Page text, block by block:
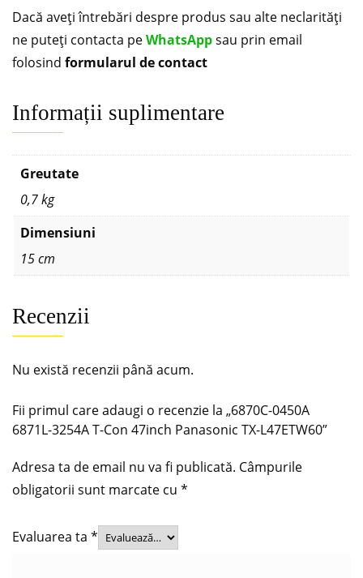
Dacă aveți întrebări despre produs sau alte neclarități
ne puteți contacta peWhatsAppsau prin email
folosind formularul de contact
Informații suplimentare
Greutate
0,7 kg
Dimensiuni
15 cm
Recenzii
Nu există recenzii până acum.
Fii primul care adaugi o recenzie la „6870C-0450A
6871L-3254A T-Con 47inch Panasonic TX-L47ETW60”
Adresa ta de email nu va fi publicată. Câmpurile
obligatorii sunt marcate cu *
Evaluarea ta *